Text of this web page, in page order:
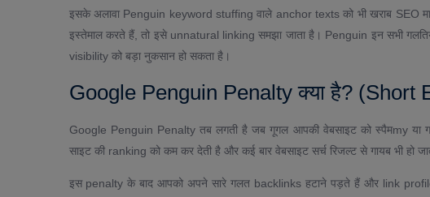
इसके अलावा Penguin keyword stuffing वाले anchor texts को भी खराब SEO
इस्तेमाल करते हैं, तो इसे unnatural linking समझा जाता है। Penguin इन सभी
visibility को बड़ा नुकसान हो सकता है।
Google Penguin Penalty क्या है? (Short
Google Penguin Penalty तब लगती है जब गूगल आपकी वेबसाइट को स्पैमmy
साइट की ranking को कम कर देती है और कई बार वेबसाइट सर्च रिजल्ट से गायब भी हो
इस penalty के बाद आपको अपने सारे गलत backlinks हटाने पड़ते हैं और link